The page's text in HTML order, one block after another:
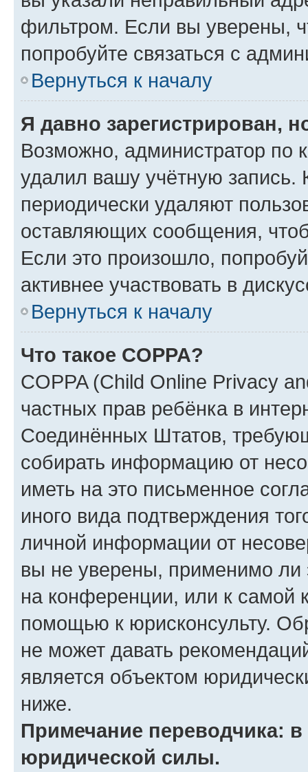
фильтром. Если вы уверены,
попробуйте связаться с
Вернуться к началу
Я давно зарегистрирован,
Возможно, администратор по
удалил вашу учётную запись.
периодически удаляют
оставляющих сообщения,
Если это произошло,
активнее участвовать в
Вернуться к началу
Что такое COPPA?
COPPA (Child Online Privacy
частных прав ребёнка в
Соединённых Штатов,
собирать информацию от
иметь на это письменное
иного вида подтверждения
личной информации от
вы не уверены, применимо ли
на конференции, или к самой
помощью к юрисконсульту.
не может давать
является объектом
ниже.
Примечание переводчика:
юридической силы.